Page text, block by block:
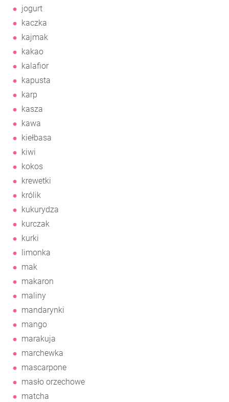
jogurt
kaczka
kajmak
kakao
kalafior
kapusta
karp
kasza
kawa
kiełbasa
kiwi
kokos
krewetki
królik
kukurydza
kurczak
kurki
limonka
mak
makaron
maliny
mandarynki
mango
marakuja
marchewka
mascarpone
masło orzechowe
matcha